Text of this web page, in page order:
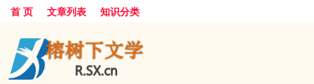
首 页 文章列表 知识分类